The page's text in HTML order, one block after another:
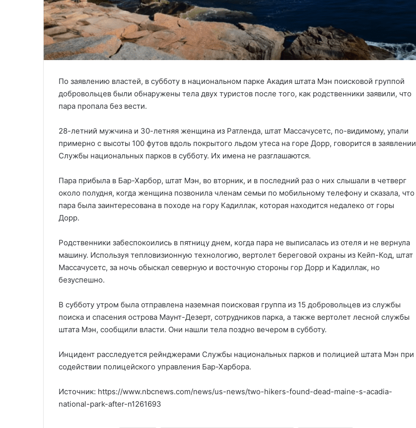
По заявлению властей, в субботу в национальном парке Акадия штата Мэн поисковой группой
добровольцев были обнаружены тела двух туристов после того, как родственники заявили, что
пара пропала без вести.
28-летний мужчина и 30-летняя женщина из Ратленда, штат Массачусетс, по-видимому, упали
примерно с высоты 100 футов вдоль покрытого льдом утеса на горе Дорр, говорится в заявлении
Службы национальных парков в субботу. Их имена не разглашаются.
Пара прибыла в Бар-Харбор, штат Мэн, во вторник, и в последний раз о них слышали в четверг
около полудня, когда женщина позвонила членам семьи по мобильному телефону и сказала, что
пара была заинтересована в походе на гору Кадиллак, которая находится недалеко от горы
Дорр.
Родственники забеспокоились в пятницу днем, когда пара не выписалась из отеля и не вернула
машину. Используя тепловизионную технологию, вертолет береговой охраны из Кейп-Код, штат
Массачусетс, за ночь обыскал северную и восточную стороны гор Дорр и Кадиллак, но
безуспешно.
В субботу утром была отправлена наземная поисковая группа из 15 добровольцев из службы
поиска и спасения острова Маунт-Дезерт, сотрудников парка, а также вертолет лесной службы
штата Мэн, сообщили власти. Они нашли тела поздно вечером в субботу.
Инцидент расследуется рейнджерами Службы национальных парков и полицией штата Мэн при
содействии полицейского управления Бар-Харбора.
Источник: https://www.nbcnews.com/news/us-news/two-hikers-found-dead-maine-s-acadia-
national-park-after-n1261693